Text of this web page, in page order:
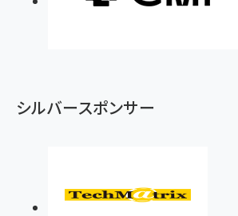
シルバースポンサー